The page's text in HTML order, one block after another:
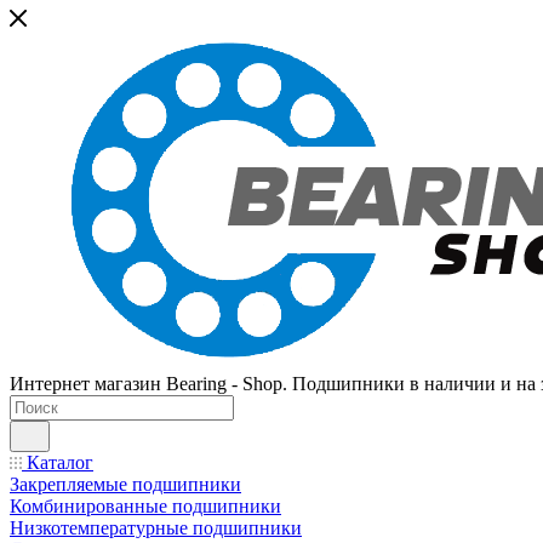
Интернет магазин Bearing - Shop. Подшипники в наличии и на
Каталог
Закрепляемые подшипники
Комбинированные подшипники
Низкотемпературные подшипники